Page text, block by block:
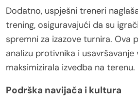
Dodatno, uspješni treneri
trening, osiguravajući da su
spremni za izazove turnira. Ova
analizu protivnika i
maksimizirala izvedba na terenu.
Podrška navijača i kultura